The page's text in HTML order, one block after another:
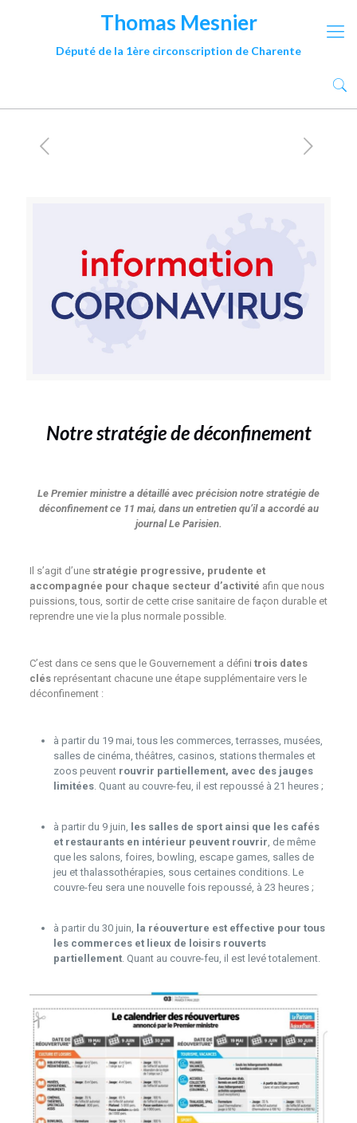
Thomas Mesnier
Député de la 1ère circonscription de Charente
Notre stratégie de déconfinement
Le Premier ministre a détaillé avec précision notre stratégie de
déconfinement ce 11 mai, dans un entretien qu’il a accordé au
journal Le Parisien.
Il s’agit d’une stratégie progressive, prudente et
accompagnée pour chaque secteur d’activité afin que nous
puissions, tous, sortir de cette crise sanitaire de façon durable et
reprendre une vie la plus normale possible.
C’est dans ce sens que le Gouvernement a défini trois dates
clésreprésentant chacune une étape supplémentaire vers le
déconfinement :
à partir du 19 mai, tous les commerces, terrasses, musées,
salles de cinéma, théâtres, casinos, stations thermales et
zoos peuventrouvrir partiellement, avec des jauges
limitées. Quant au couvre-feu, il est repoussé à 21 heures ;
à partir du 9 juin, les salles de sport ainsi que les cafés
et restaurants en intérieur peuvent rouvrir , de même
que les salons, foires, bowling, escape games, salles de
jeu et thalassothérapies, sous certaines conditions. Le
couvre-feu sera une nouvelle fois repoussé, à 23 heures ;
à partir du 30 juin, la réouverture est effective pour tous
les commerces et lieux de loisirs rouverts
partiellement. Quant au couvre-feu, il est levé totalement.